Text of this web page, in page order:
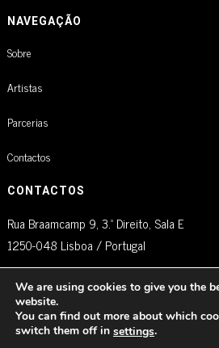
NAVEGAÇÃO
Sobre
Artistas
Parcerias
Contactos
CONTACTOS
Rua Braamcamp 9, 3.º Direito, Sala E
1250-048 Lisboa / Portugal
agm@artistglobalmanagement.com
We are using cookies to give you the
website.
You can find out more about which
switch them off in settings.